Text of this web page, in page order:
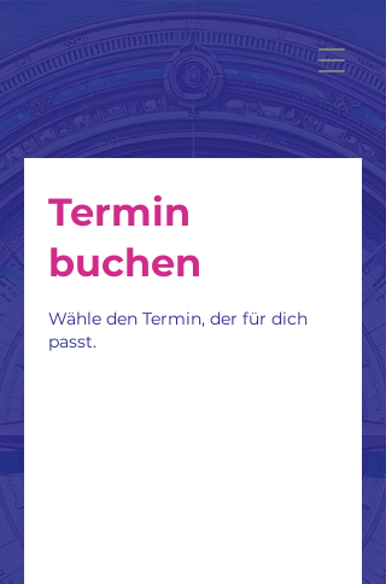
Termin
buchen
Wähle den Termin, der für dich
passt.